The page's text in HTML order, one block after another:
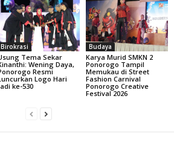
Birokrasi
Tema Sekar
Wening Daya,
Resmi
Logo Hari
ke-530
Budaya
Karya Murid SMKN 2
Ponorogo Tampil
Memukau di Street
Fashion Carnival
Ponorogo Creative
Festival 2026